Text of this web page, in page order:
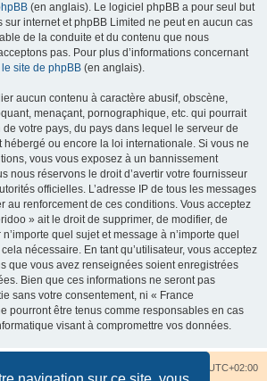
(en anglais). Le logiciel phpBB a pour seul but
sur internet et phpBB Limited ne peut en aucun cas
de la conduite et du contenu que nous
pas. Pour plus d’informations concernant
le site de phpBB (en anglais).
aucun contenu à caractère abusif, obscène,
menaçant, pornographique, etc. qui pourrait
votre pays, du pays dans lequel le serveur de
hébergé ou encore la loi internationale. Si vous ne
vous vous exposez à un bannissement
nous réservons le droit d’avertir votre fournisseur
officielles. L’adresse IP de tous les messages
au renforcement de ces conditions. Vous acceptez
» ait le droit de supprimer, de modifier, de
quel sujet et message à n’importe quel
nécessaire. En tant qu’utilisateur, vous acceptez
que vous avez renseignées soient enregistrées
Bien que ces informations ne seront pas
sans votre consentement, ni « France
pourront être tenus comme responsables en cas
visant à compromettre vos données.
UTC+02:00